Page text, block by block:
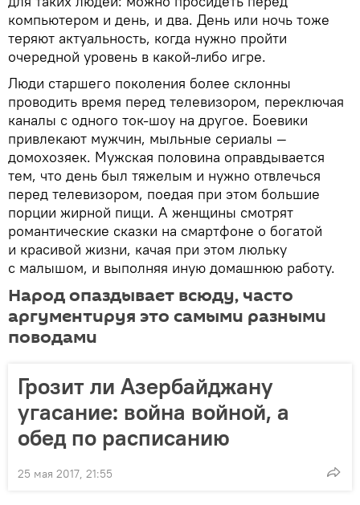
компьютером и день, и два. День или ночь тоже
теряют актуальность, когда нужно пройти
очередной уровень в какой-либо игре.
Люди старшего поколения более склонны
проводить время перед телевизором, переключая
каналы с одного ток-шоу на другое. Боевики
привлекают мужчин, мыльные сериалы —
домохозяек. Мужская половина оправдывается
тем, что день был тяжелым и нужно отвлечься
перед телевизором, поедая при этом большие
порции жирной пищи. А женщины смотрят
романтические сказки на смартфоне о богатой
и красивой жизни, качая при этом люльку
с малышом, и выполняя иную домашнюю работу.
Народ опаздывает всюду, часто
аргументируя это самыми разными
поводами
Грозит ли Азербайджану
угасание: война войной, а
обед по расписанию
25 мая 2017, 21:55